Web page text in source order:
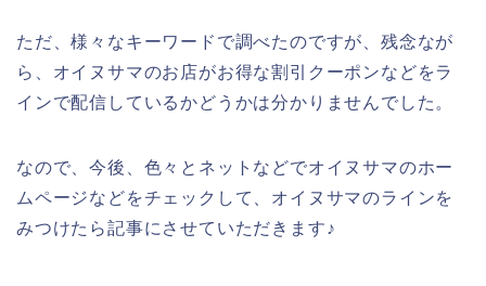
ただ、様々なキーワードで調べたのですが、残念なが
ら、オイヌサマのお店がお得な割引クーポンなどをラ
インで配信しているかどうかは分かりませんでした。
なので、今後、色々とネットなどでオイヌサマのホー
ムページなどをチェックして、オイヌサマのラインを
みつけたら記事にさせていただきます♪